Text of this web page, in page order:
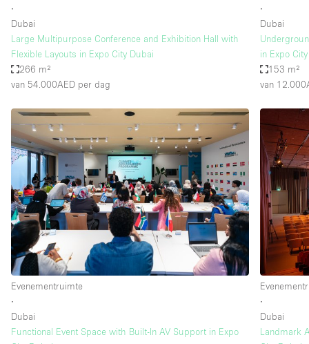
∙
Dubai
Large Multipurpose Conference and Exhibition Hall with
Flexible Layouts in Expo City Dubai
266 m²
van 54.000AED per dag
∙
Dubai
in Expo
153 m²
van
Evenementruimte
∙
Dubai
Functional Event Space with Built-In AV Support in Expo
∙
Dubai
Landmark